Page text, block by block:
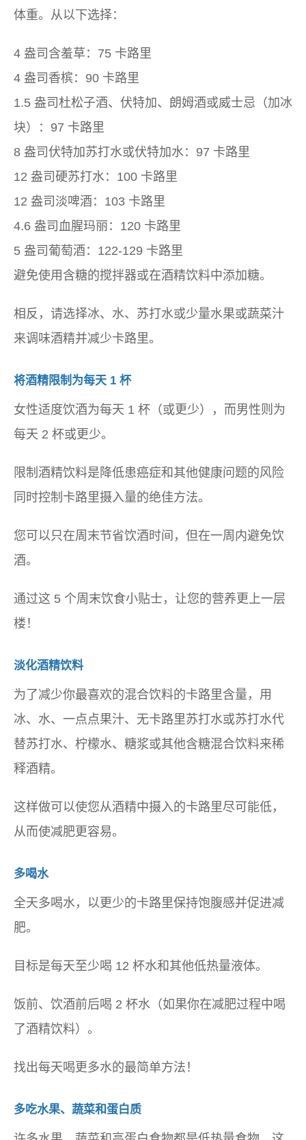
体重。从以下选择：
4 盎司含羞草：75 卡路里
4 盎司香槟：90 卡路里
1.5 盎司杜松子酒、伏特加、朗姆酒或威士忌（加冰
块）：97 卡路里
8 盎司伏特加苏打水或伏特加水：97 卡路里
12 盎司硬苏打水：100 卡路里
12 盎司淡啤酒：103 卡路里
4.6 盎司血腥玛丽：120 卡路里
5 盎司葡萄酒：122-129 卡路里
避免使用含糖的搅拌器或在酒精饮料中添加糖。
相反，请选择冰、水、苏打水或少量水果或蔬菜汁
来调味酒精并减少卡路里。
将酒精限制为每天 1 杯
女性适度饮酒为每天 1 杯（或更少），而男性则为
每天 2 杯或更少。
限制酒精饮料是降低患癌症和其他健康问题的风险
同时控制卡路里摄入量的绝佳方法。
您可以只在周末节省饮酒时间，但在一周内避免饮
酒。
通过这 5 个周末饮食小贴士，让您的营养更上一层
楼！
淡化酒精饮料
为了减少你最喜欢的混合饮料的卡路里含量，用
冰、水、一点点果汁、无卡路里苏打水或苏打水代
替苏打水、柠檬水、糖浆或其他含糖混合饮料来稀
释酒精。
这样做可以使您从酒精中摄入的卡路里尽可能低，
从而使减肥更容易。
多喝水
全天多喝水，以更少的卡路里保持饱腹感并促进减
肥。
目标是每天至少喝 12 杯水和其他低热量液体。
饭前、饮酒前后喝 2 杯水（如果你在减肥过程中喝
了酒精饮料）。
找出每天喝更多水的最简单方法！
多吃水果、蔬菜和蛋白质